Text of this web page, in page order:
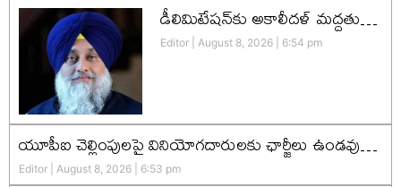
డీలిమిటేషన్‌కు అకాలీదళ్‌ మద్దతు…
Editor August 8, 2026 6:54 pm
యూపీఐ చెల్లింపులపై వినియోగదారులకు ఛార్జీలు ఉండవు…
Editor August 8, 2026 6:53 pm